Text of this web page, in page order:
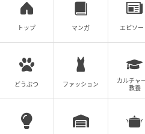
師としても活躍中。
※記事内の写真はイメージで
#1 送迎のバスか
ん」
の記事をもっとみる
トップ マンガ エピソー
どうぶつ ファッション
カルチャ
教養